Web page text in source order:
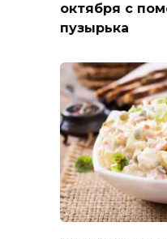
октября с
пузырька